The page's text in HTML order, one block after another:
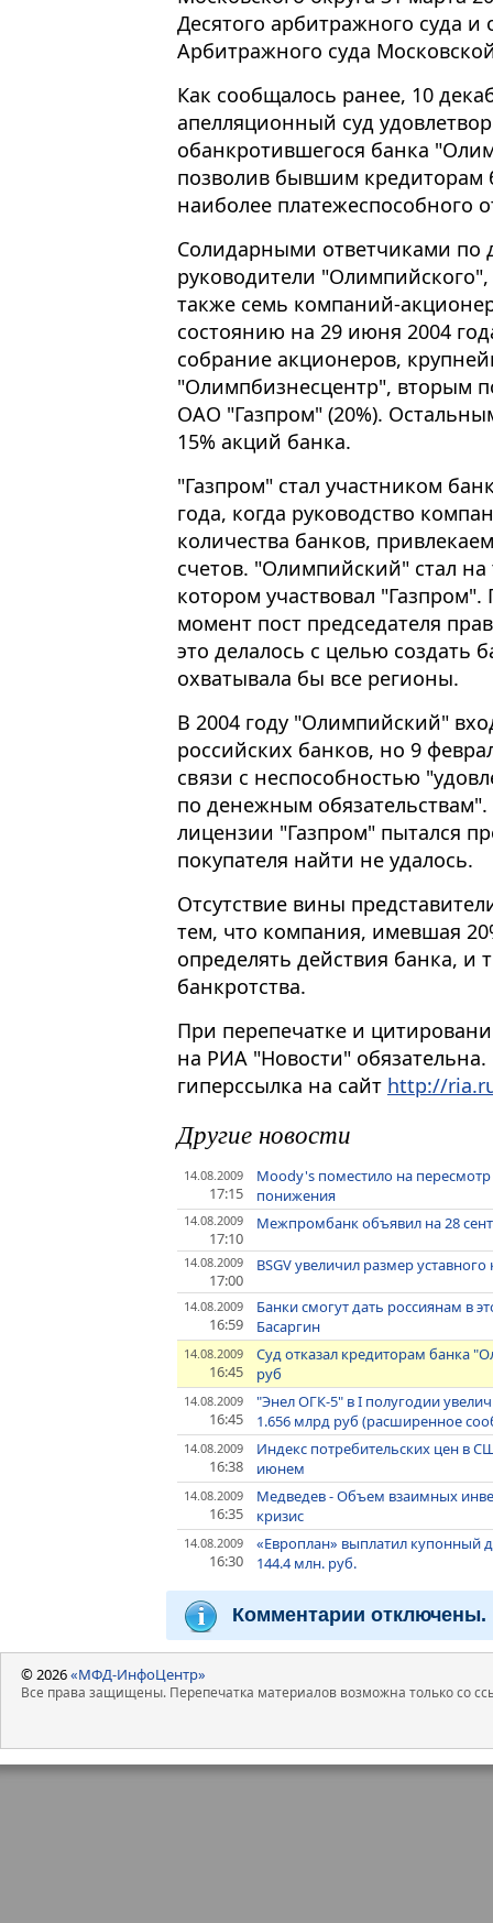
Десятого арбитражного суда
Арбитражного суда
Как сообщалось ранее, 10
апелляционный суд
обанкротившегося банка
позволив бывшим кредиторам
наиболее платежеспособного
Солидарными ответчиками по
руководители
также семь компаний-
состоянию на 29 июня 2004
собрание акционеров,
"Олимпбизнесцентр", вторым
ОАО "Газпром" (20%).
15% акций банка.
"Газпром" стал участником
года, когда руководство
количества банков,
счетов. "Олимпийский" стал
котором участвовал
момент пост председателя
это делалось с целью создать
охватывала бы все регионы.
В 2004 году "Олимпийский"
российских банков, но 9
связи с неспособностью
по денежным
лицензии "Газпром" пытался
покупателя найти не удалось.
Отсутствие вины
тем, что компания, имевшая
определять действия банка, и
банкротства.
При перепечатке и
на РИА "Новости"
гиперссылка на сайт http://
Другие новости
14.08.2009
17:15
Moody's поместило на
понижения
14.08.2009
17:10
Межпромбанк объявил на 28
14.08.2009
17:00
BSGV увеличил размер
14.08.2009
16:59
Банки смогут дать россиянам в
Басаргин
14.08.2009
16:45
Суд отказал кредиторам банка
руб
14.08.2009
16:45
"Энел ОГК-5" в I полугодии
1.656 млрд руб (расширенное
14.08.2009
16:38
Индекс потребительских цен в
июнем
14.08.2009
16:35
Медведев - Объем взаимных
кризис
14.08.2009
16:30
«Европлан» выплатил купонный
144.4 млн. руб.
Комментарии отключены.
© 2026«МФД-ИнфоЦентр»
Все права защищены. Перепечатка материалов возможна только со